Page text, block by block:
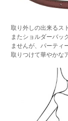
取り外しの出来るス
またショルダーバッ
ませんが、パーティ
取りつけて華やかな